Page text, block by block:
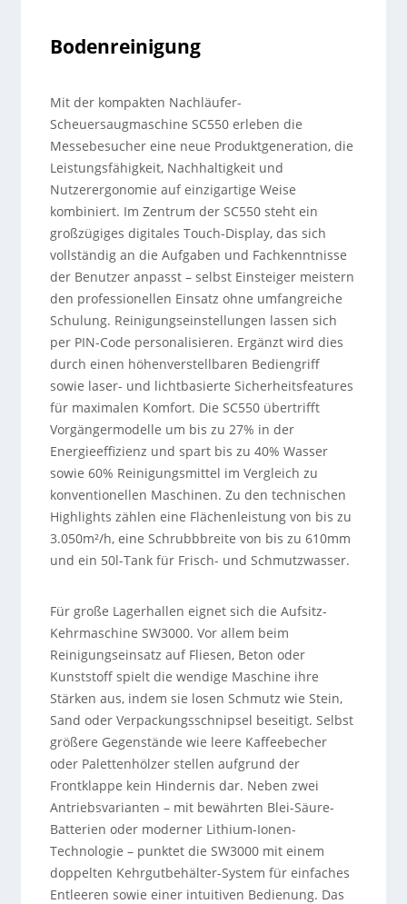
Bodenreinigung
Mit der kompakten Nachläufer-
Scheuersaugmaschine SC550 erleben die
Messebesucher eine neue Produktgeneration, die
Leistungsfähigkeit, Nachhaltigkeit und
Nutzerergonomie auf einzigartige Weise
kombiniert. Im Zentrum der SC550 steht ein
großzügiges digitales Touch-Display, das sich
vollständig an die Aufgaben und Fachkenntnisse
der Benutzer anpasst – selbst Einsteiger meistern
den professionellen Einsatz ohne umfangreiche
Schulung. Reinigungseinstellungen lassen sich
per PIN-Code personalisieren. Ergänzt wird dies
durch einen höhenverstellbaren Bediengriff
sowie laser- und lichtbasierte Sicherheitsfeatures
für maximalen Komfort. Die SC550 übertrifft
Vorgängermodelle um bis zu 27% in der
Energieeffizienz und spart bis zu 40% Wasser
sowie 60% Reinigungsmittel im Vergleich zu
konventionellen Maschinen. Zu den technischen
Highlights zählen eine Flächenleistung von bis zu
3.050m²/h, eine Schrubbbreite von bis zu 610mm
und ein 50l-Tank für Frisch- und Schmutzwasser.
Für große Lagerhallen eignet sich die Aufsitz-
Kehrmaschine SW3000. Vor allem beim
Reinigungseinsatz auf Fliesen, Beton oder
Kunststoff spielt die wendige Maschine ihre
Stärken aus, indem sie losen Schmutz wie Stein,
Sand oder Verpackungsschnipsel beseitigt. Selbst
größere Gegenstände wie leere Kaffeebecher
oder Palettenhölzer stellen aufgrund der
Frontklappe kein Hindernis dar. Neben zwei
Antriebsvarianten – mit bewährten Blei-Säure-
Batterien oder moderner Lithium-Ionen-
Technologie – punktet die SW3000 mit einem
doppelten Kehrgutbehälter-System für einfaches
Entleeren sowie einer intuitiven Bedienung. Das